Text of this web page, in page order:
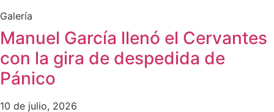
Galería
Manuel García llenó el Cervantes
con la gira de despedida de
Pánico
10 de julio, 2026